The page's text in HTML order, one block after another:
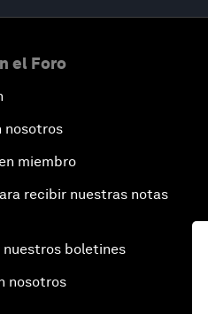
el Foro
nosotros
miembro
recibir nuestras notas
nuestros boletines
nosotros